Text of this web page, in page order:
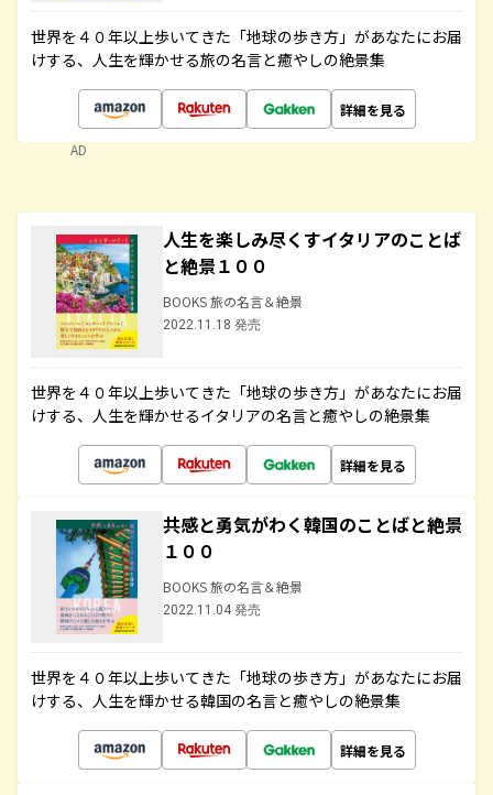
世界を４０年以上歩いてきた「地球の歩き方」があなたにお届
けする、人生を輝かせる旅の名言と癒やしの絶景集
詳細を見る
AD
人生を楽しみ尽くすイタリアのことば
と絶景１００
BOOKS 旅の名言＆絶景
2022.11.18 発売
世界を４０年以上歩いてきた「地球の歩き方」があなたにお届
けする、人生を輝かせるイタリアの名言と癒やしの絶景集
詳細を見る
共感と勇気がわく韓国のことばと絶景
１００
BOOKS 旅の名言＆絶景
2022.11.04 発売
世界を４０年以上歩いてきた「地球の歩き方」があなたにお届
けする、人生を輝かせる韓国の名言と癒やしの絶景集
詳細を見る